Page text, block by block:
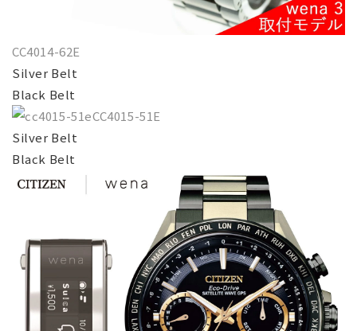
CC4014-62E
Silver Belt
Black Belt
CC4015-51E
Silver Belt
Black Belt